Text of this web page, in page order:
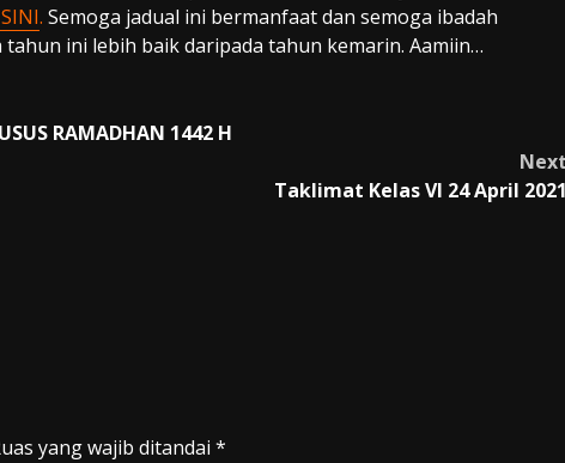
. Semoga jadual ini bermanfaat dan semoga ibadah
tahun ini lebih baik daripada tahun kemarin. Aamiin…
RAMADHAN 1442 H
Taklimat Kelas VI 24 April
yang wajib ditandai *